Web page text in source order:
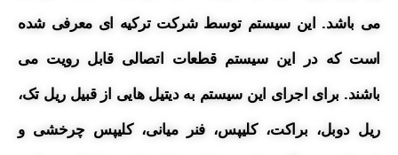
می باشد. این سیستم توسط شرکت ترکیه ای معرفی شده
است که در این سیستم قطعات اتصالی قابل رویت می
باشند. برای اجرای این سیستم به دیتیل هایی از قبیل ریل تک،
ریل دوبل، براکت، کلیپس، فنر میانی، کلیپس چرخشی و